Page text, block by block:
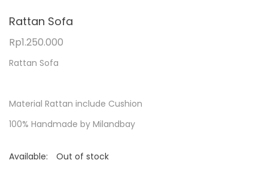
Rattan Sofa
Rp1.250.000
Rattan Sofa
Material Rattan include Cushion
100% Handmade by Milandbay
Available: Out of stock